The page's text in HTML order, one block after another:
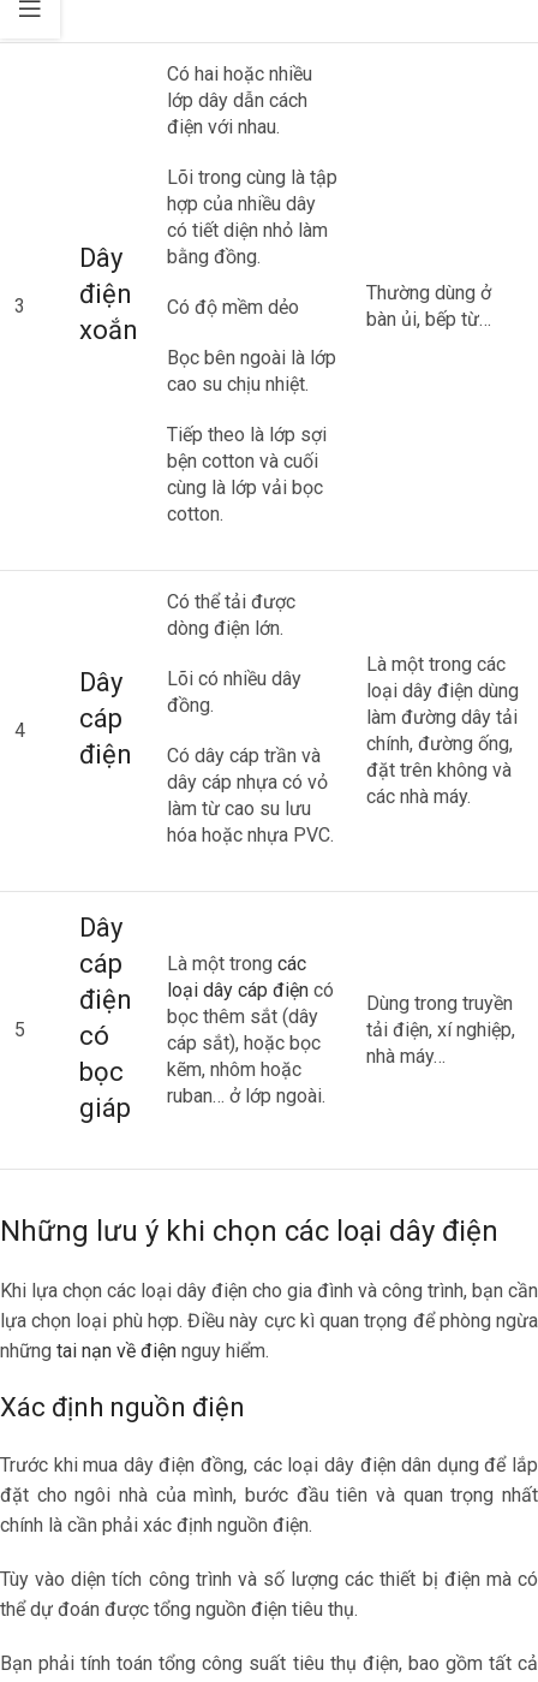
3
Dây
điện
xoắn
Có hai hoặc nhiều
lớp dây dẫn cách
điện với nhau.
Lõi trong cùng là tập
hợp của nhiều dây
có tiết diện nhỏ làm
bằng đồng.
Có độ mềm dẻo
Bọc bên ngoài là lớp
cao su chịu nhiệt.
Tiếp theo là lớp sợi
bện cotton và cuối
cùng là lớp vải bọc
cotton.
Thường dùng ở
bàn ủi, bếp từ…
4
Dây
cáp
điện
Có thể tải được
dòng điện lớn.
Lõi có nhiều dây
đồng.
Có dây cáp trần và
dây cáp nhựa có vỏ
làm từ cao su lưu
hóa hoặc nhựa PVC.
Là một trong các
loại dây điện dùng
làm đường dây tải
chính, đường ống,
đặt trên không và
các nhà máy.
5
Dây
cáp
điện
có
bọc
giáp
Là một trong các
loại dây cáp điện có
bọc thêm sắt (dây
cáp sắt), hoặc bọc
kẽm, nhôm hoặc
ruban… ở lớp ngoài.
Dùng trong truyền
tải điện, xí nghiệp,
nhà máy…
Những lưu ý khi chọn các loại dây điện
Khi lựa chọn các loại dây điện cho gia đình và công trình, bạn cần
lựa chọn loại phù hợp. Điều này cực kì quan trọng để phòng ngừa
những tai nạn về điện nguy hiểm.
Xác định nguồn điện
Trước khi mua dây điện đồng, các loại dây điện dân dụng để lắp
đặt cho ngôi nhà của mình, bước đầu tiên và quan trọng nhất
chính là cần phải xác định nguồn điện.
Tùy vào diện tích công trình và số lượng các thiết bị điện mà có
thể dự đoán được tổng nguồn điện tiêu thụ.
Bạn phải tính toán tổng công suất tiêu thụ điện, bao gồm tất cả